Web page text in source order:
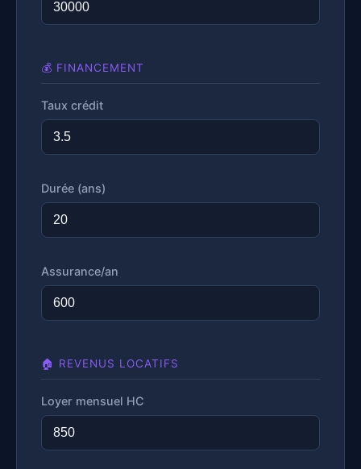
💰 FINANCEMENT
Taux crédit
Durée (ans)
Assurance/an
🏠 REVENUS LOCATIFS
Loyer mensuel HC